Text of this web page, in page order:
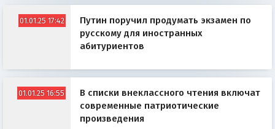
01.01.25 17:42
Путин поручил продумать экзамен по
русскому для иностранных
абитуриентов
01.01.25 16:55
В списки внеклассного чтения включат
современные патриотические
произведения